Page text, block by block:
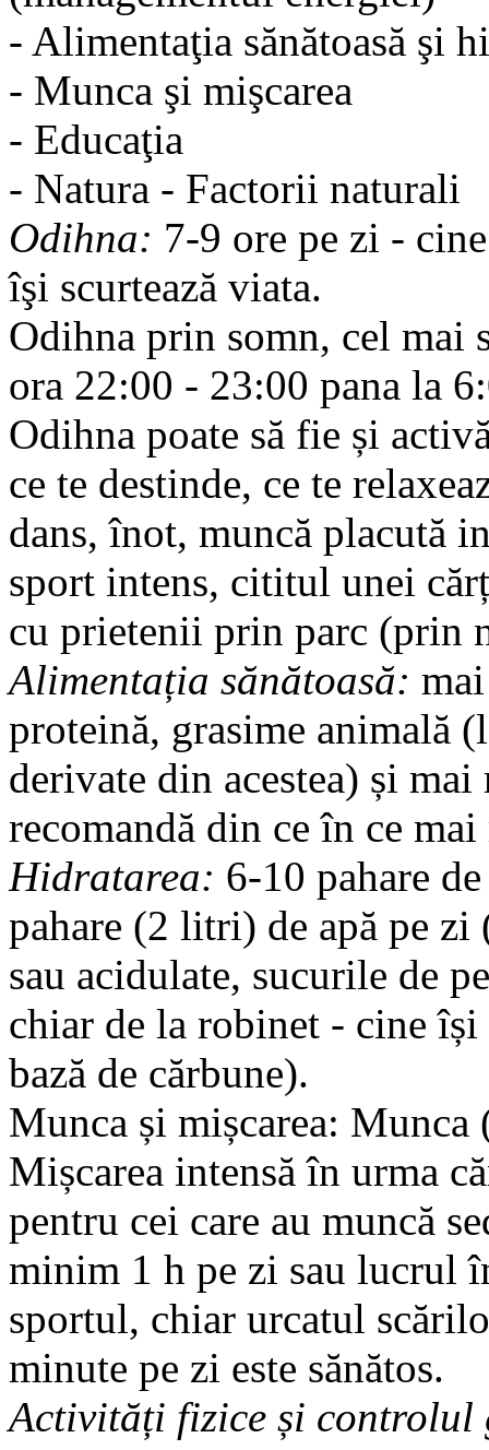
- Alimentaţia sănătoasă şi
- Munca şi mişcarea
- Educaţia
- Natura - Factorii naturali
Odihna: 7-9 ore pe zi -
îşi scurtează viata.
Odihna prin somn, cel mai
ora 22:00 - 23:00 pana la
Odihna poate să fie și
ce te destinde, ce te
dans, înot, muncă placută
sport intens, cititul unei
cu prietenii prin parc (prin
Alimentația sănătoasă:
proteină, grasime animală
derivate din acestea) și
recomandă din ce în ce
Hidratarea: 6-10 pahare
pahare (2 litri) de apă pe
sau acidulate, sucurile de
chiar de la robinet - cine
bază de cărbune).
Munca și mișcarea: Munca
Mișcarea intensă în urma
pentru cei care au muncă
minim 1 h pe zi sau lucrul
sportul, chiar urcatul
minute pe zi este sănătos.
Activități fizice și controlul